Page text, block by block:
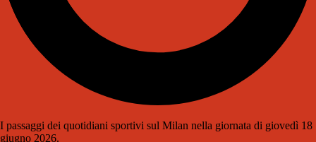
I passaggi dei quotidiani sportivi sul Milan nella giornata di giovedì 18
giugno 2026.